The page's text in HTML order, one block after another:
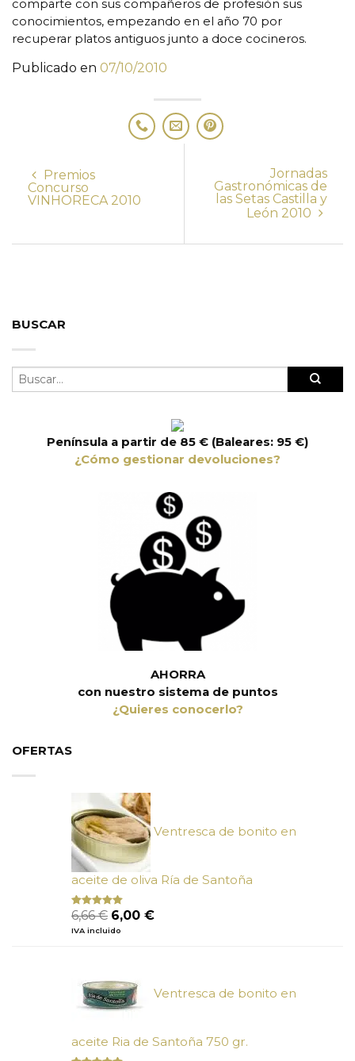
comparte con sus compañeros de profesión sus
conocimientos, empezando en el año 70 por
recuperar platos antiguos junto a doce cocineros.
Publicado en 07/10/2010
Premios
Concurso
VINHORECA 2010
Jornadas
Gastronómicas de
las Setas Castilla y
León 2010
BUSCAR
Península a partir de 85 € (Baleares: 95 €)
¿Cómo gestionar devoluciones?
AHORRA
con nuestro sistema de puntos
¿Quieres conocerlo?
OFERTAS
Ventresca de bonito en
aceite de oliva Ría de Santoña
Valorado
con
de 5
6,66€ El
precio
6,00 €El
IVA incluido
Ventresca de bonito en
aceite Ria de Santoña 750 gr.